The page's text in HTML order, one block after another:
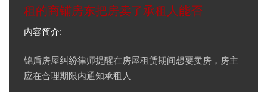
租的商铺房东把房卖了承租人能否
内容简介:
锦盾房屋纠纷律师提醒在房屋租赁期间想要卖房，房主
应在合理期限内通知承租人